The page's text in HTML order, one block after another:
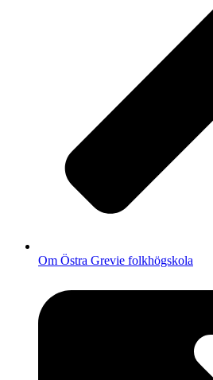
Om Östra Grevie folkhögskola